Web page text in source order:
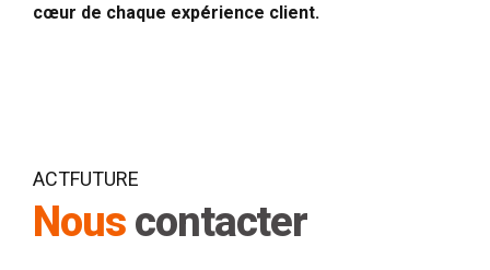
cœur de chaque expérience client.
ACTFUTURE
Nous contacter